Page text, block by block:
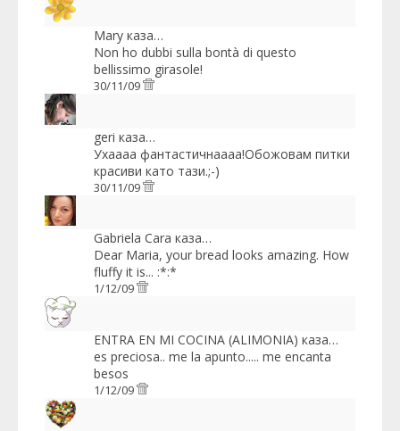
Mary каза…
Non ho dubbi sulla bontà di questo
bellissimo girasole!
30/11/09
geri каза…
Ухаааа фантастичнаааа!Обожовам питки
красиви като тази.;-)
30/11/09
Gabriela Cara каза…
Dear Maria, your bread looks amazing. How
fluffy it is... :*:*
1/12/09
ENTRA EN MI COCINA (ALIMONIA) каза…
es preciosa.. me la apunto..... me encanta
besos
1/12/09